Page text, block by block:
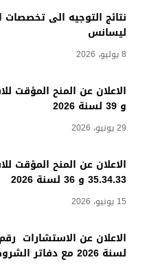
نتائج التوجيه الى تخصصات
ليسانس
8 يوليو، 2026
و 39 لسنة 2026
29 يونيو، 2026
الاعلان عن المنح المؤقت
35.34.33 و 36 لسنة 2026
15 يونيو، 2026
لسنة 2026 مع دفاتر الشروط